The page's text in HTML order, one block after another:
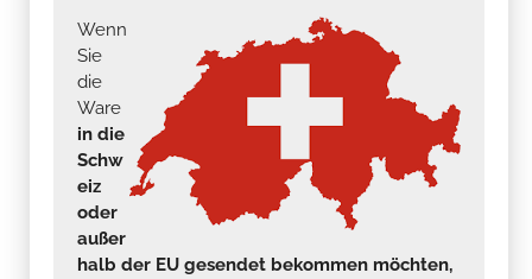
Wenn
Sie
die
Ware
in die
Schw
eiz
oder
außer
halb der EU gesendet bekommen möchten,